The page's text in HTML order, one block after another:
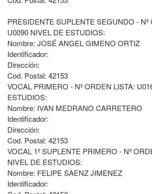
PRESIDENTE SUPLENTE SEGUNDO - Nº
U0090 NIVEL DE ESTUDIOS:
Nombre: JOSÉ ANGEL GIMENO ORTIZ
Identificador:
Dirección:
Cod. Postal: 42153
VOCAL PRIMERO - Nº ORDEN LISTA:
ESTUDIOS:
Nombre: IVAN MEDRANO CARRETERO
Identificador:
Dirección:
Cod. Postal: 42153
VOCAL 1º SUPLENTE PRIMERO - Nº
NIVEL DE ESTUDIOS:
Nombre: FELIPE SAENZ JIMENEZ
Identificador: